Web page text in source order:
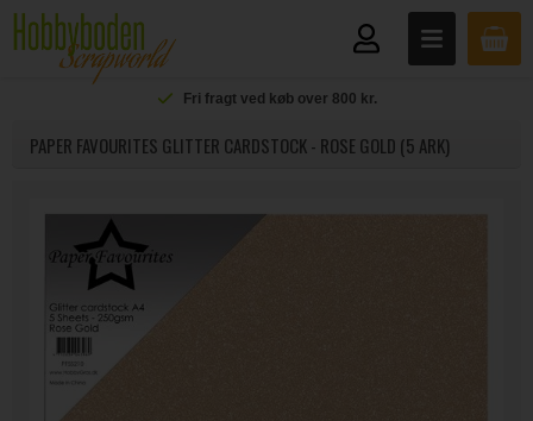
Fri fragt ved køb over 800 kr.
PAPER FAVOURITES GLITTER CARDSTOCK - ROSE GOLD (5 ARK)